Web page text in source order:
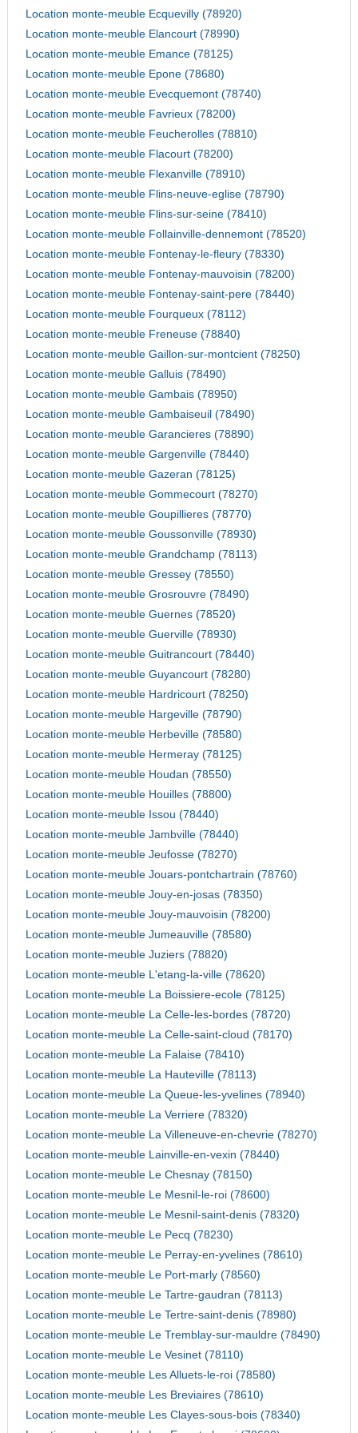
Location monte-meuble Ecquevilly (78920)
Location monte-meuble Elancourt (78990)
Location monte-meuble Emance (78125)
Location monte-meuble Epone (78680)
Location monte-meuble Evecquemont (78740)
Location monte-meuble Favrieux (78200)
Location monte-meuble Feucherolles (78810)
Location monte-meuble Flacourt (78200)
Location monte-meuble Flexanville (78910)
Location monte-meuble Flins-neuve-eglise (78790)
Location monte-meuble Flins-sur-seine (78410)
Location monte-meuble Follainville-dennemont (78520)
Location monte-meuble Fontenay-le-fleury (78330)
Location monte-meuble Fontenay-mauvoisin (78200)
Location monte-meuble Fontenay-saint-pere (78440)
Location monte-meuble Fourqueux (78112)
Location monte-meuble Freneuse (78840)
Location monte-meuble Gaillon-sur-montcient (78250)
Location monte-meuble Galluis (78490)
Location monte-meuble Gambais (78950)
Location monte-meuble Gambaiseuil (78490)
Location monte-meuble Garancieres (78890)
Location monte-meuble Gargenville (78440)
Location monte-meuble Gazeran (78125)
Location monte-meuble Gommecourt (78270)
Location monte-meuble Goupillieres (78770)
Location monte-meuble Goussonville (78930)
Location monte-meuble Grandchamp (78113)
Location monte-meuble Gressey (78550)
Location monte-meuble Grosrouvre (78490)
Location monte-meuble Guernes (78520)
Location monte-meuble Guerville (78930)
Location monte-meuble Guitrancourt (78440)
Location monte-meuble Guyancourt (78280)
Location monte-meuble Hardricourt (78250)
Location monte-meuble Hargeville (78790)
Location monte-meuble Herbeville (78580)
Location monte-meuble Hermeray (78125)
Location monte-meuble Houdan (78550)
Location monte-meuble Houilles (78800)
Location monte-meuble Issou (78440)
Location monte-meuble Jambville (78440)
Location monte-meuble Jeufosse (78270)
Location monte-meuble Jouars-pontchartrain (78760)
Location monte-meuble Jouy-en-josas (78350)
Location monte-meuble Jouy-mauvoisin (78200)
Location monte-meuble Jumeauville (78580)
Location monte-meuble Juziers (78820)
Location monte-meuble L'etang-la-ville (78620)
Location monte-meuble La Boissiere-ecole (78125)
Location monte-meuble La Celle-les-bordes (78720)
Location monte-meuble La Celle-saint-cloud (78170)
Location monte-meuble La Falaise (78410)
Location monte-meuble La Hauteville (78113)
Location monte-meuble La Queue-les-yvelines (78940)
Location monte-meuble La Verriere (78320)
Location monte-meuble La Villeneuve-en-chevrie (78270)
Location monte-meuble Lainville-en-vexin (78440)
Location monte-meuble Le Chesnay (78150)
Location monte-meuble Le Mesnil-le-roi (78600)
Location monte-meuble Le Mesnil-saint-denis (78320)
Location monte-meuble Le Pecq (78230)
Location monte-meuble Le Perray-en-yvelines (78610)
Location monte-meuble Le Port-marly (78560)
Location monte-meuble Le Tartre-gaudran (78113)
Location monte-meuble Le Tertre-saint-denis (78980)
Location monte-meuble Le Tremblay-sur-mauldre (78490)
Location monte-meuble Le Vesinet (78110)
Location monte-meuble Les Alluets-le-roi (78580)
Location monte-meuble Les Breviaires (78610)
Location monte-meuble Les Clayes-sous-bois (78340)